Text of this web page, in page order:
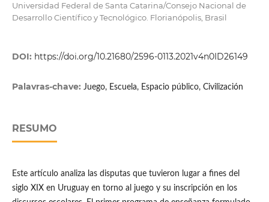
Universidad Federal de Santa Catarina/Consejo Nacional de
Desarrollo Científico y Tecnológico. Florianópolis, Brasil
DOI: https://doi.org/10.21680/2596-0113.2021v4n0ID26149
Palavras-chave: Juego, Escuela, Espacio público, Civilización
RESUMO
Este artículo analiza las disputas que tuvieron lugar a fines del
siglo XIX en Uruguay en torno al juego y su inscripción en los